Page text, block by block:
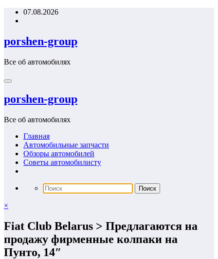
Перейти07.08.2026
porshen-group
Все об автомобилях
porshen-group
Все об автомобилях
Главная
Автомобильные запчасти
Обзоры автомобилей
Советы автомобилисту
×
Fiat Club Belarus > Предлагаются на
продажу фирменные колпаки на
Пунто, 14″